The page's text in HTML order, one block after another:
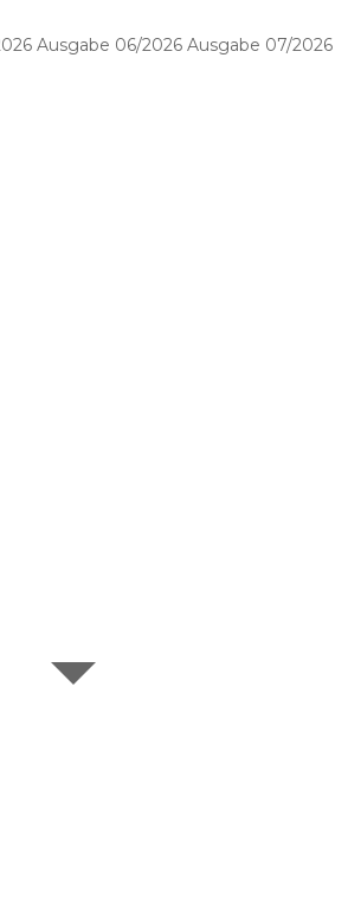
Ausgabe 06/2026 Ausgabe 07/2026